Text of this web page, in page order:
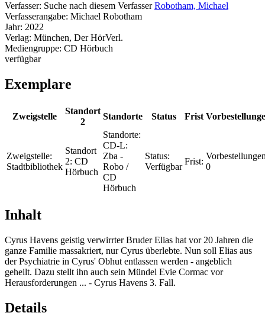
Verfasser: Suche nach diesem Verfasser Robotham, Michael
Verfasserangabe: Michael Robotham
Jahr: 2022
Verlag: München, Der HörVerl.
Mediengruppe: CD Hörbuch
verfügbar
Exemplare
Zweigstelle
Standort
2
Standorte Status Frist
Zweigstelle:
Stadtbibliothek
Standort
2: CD
Hörbuch
Standorte:
CD-L:
Zba -
Robo /
CD
Hörbuch
Status:
Verfügbar
Frist:
0
Inhalt
Cyrus Havens geistig verwirrter Bruder Elias hat vor 20 Jahren die
ganze Familie massakriert, nur Cyrus überlebte. Nun soll Elias aus
der Psychiatrie in Cyrus' Obhut entlassen werden - angeblich
geheilt. Dazu stellt ihn auch sein Mündel Evie Cormac vor
Herausforderungen ... - Cyrus Havens 3. Fall.
Details